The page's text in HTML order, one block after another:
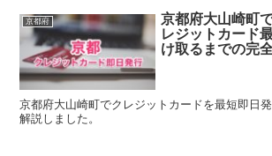
京都府
京都府大山崎町
レジットカード
け取るまでの完
京都府大山崎町でクレジットカードを最短即日
解説しました。